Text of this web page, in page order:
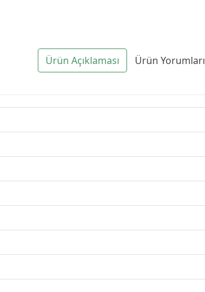
Ürün Açıklaması Ürün Yorumları